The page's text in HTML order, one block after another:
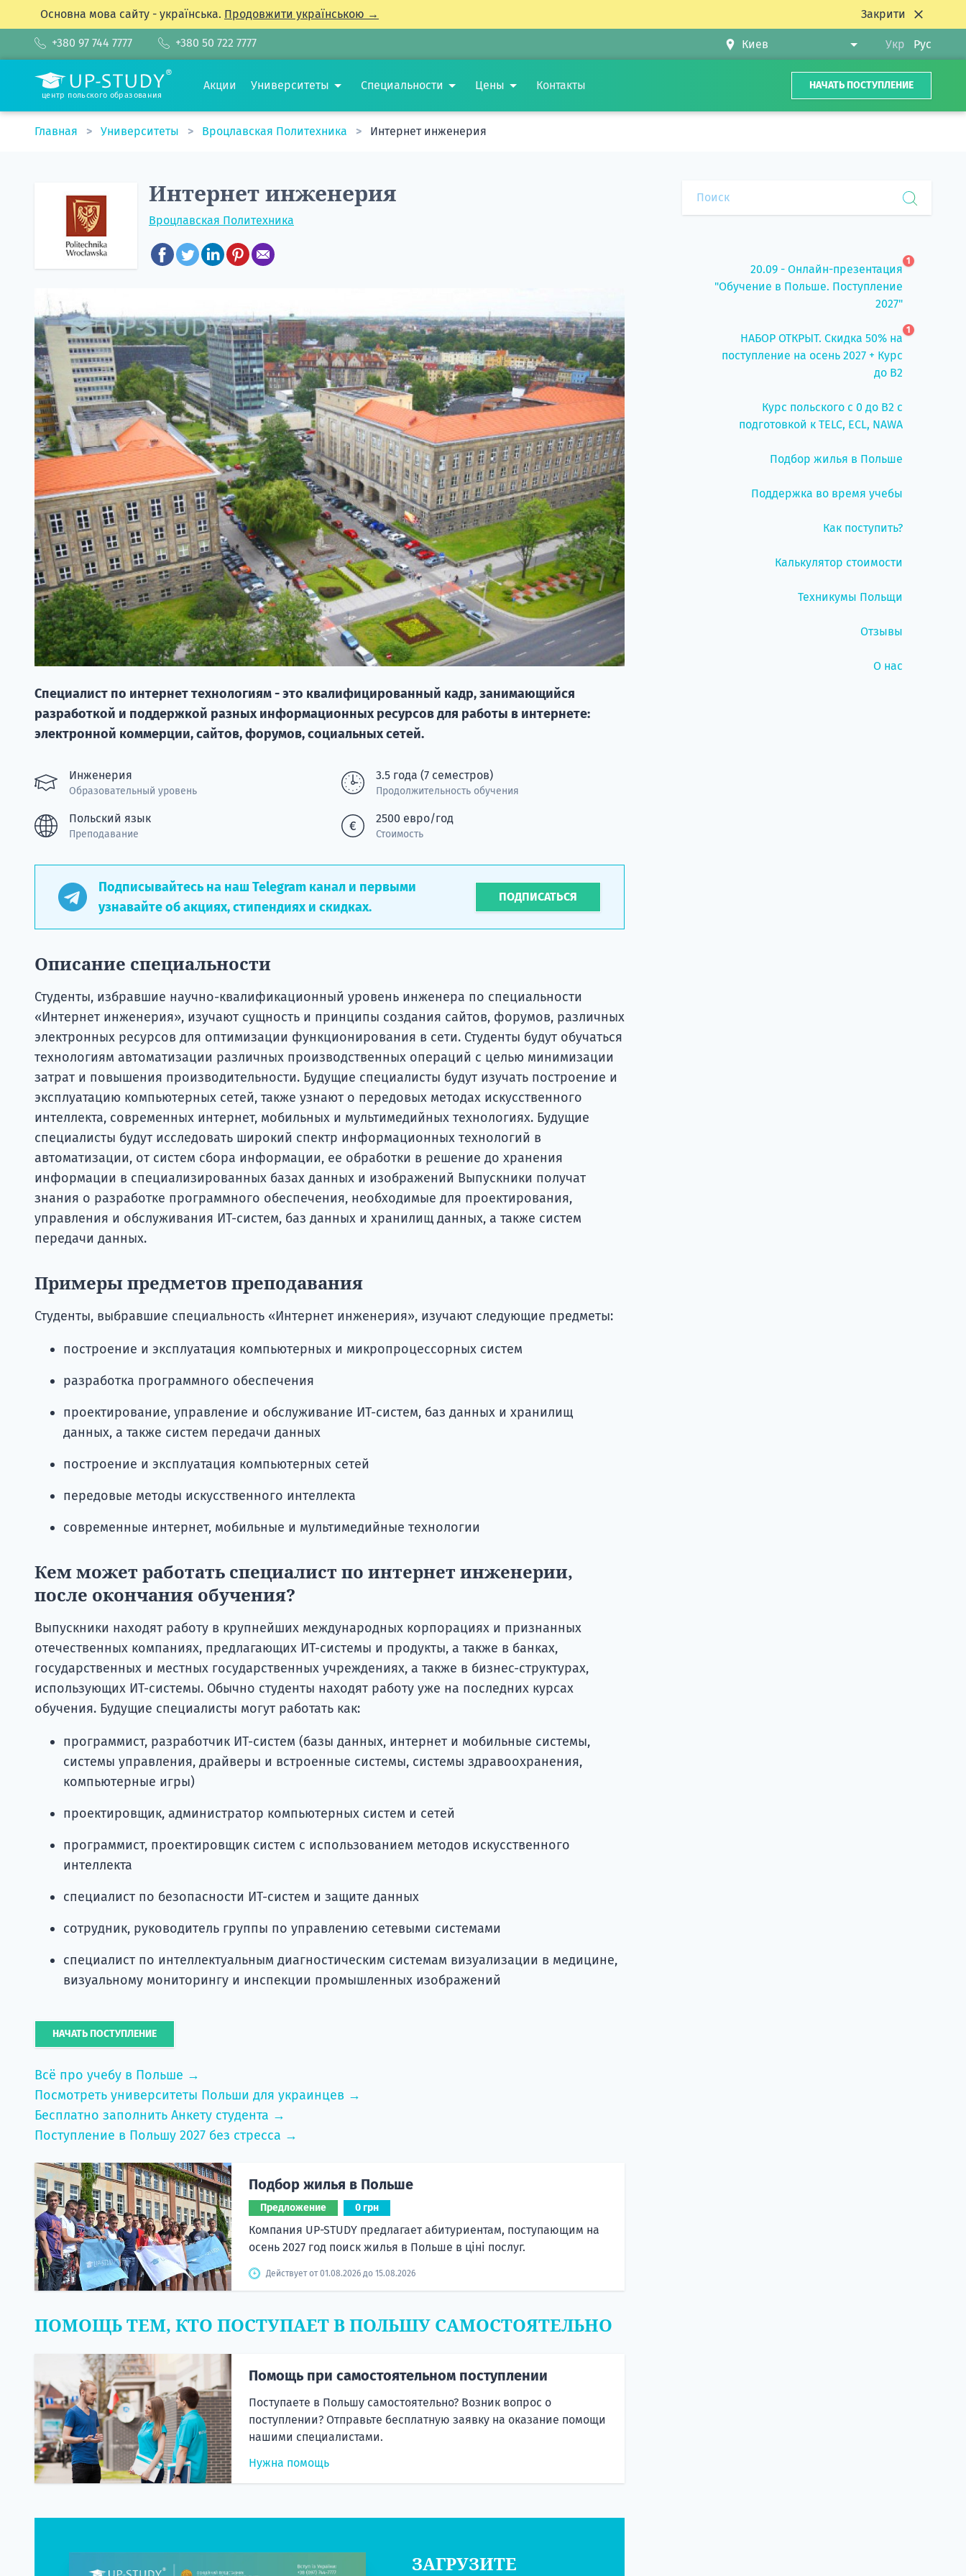
Основна мова сайту - українська. Продовжити українською → Закрити
+380 97 744 7777 +380 50 722 7777 Укр Рус
центр польского образования
Акции Университеты Специальности Цены Контакты НАЧАТЬ ПОСТУПЛЕНИЕ
Главная Университеты Вроцлавская Политехника Интернет инженерия
Интернет инженерия
Вроцлавская Политехника
Специалист по интернет технологиям - это квалифицированный кадр, занимающийся
разработкой и поддержкой разных информационных ресурсов для работы в интернете:
электронной коммерции, сайтов, форумов, социальных сетей.
Инженерия
Образовательный уровень
3.5 года (7 семестров)
Продолжительность обучения
Польский язык
Преподавание
2500 евро/год
Стоимость
Подписывайтесь на наш Telegram канал и первыми
узнавайте об акциях, стипендиях и скидках.
ПОДПИСАТЬСЯ
Описание специальности
Студенты, избравшие научно-квалификационный уровень инженера по специальности
«Интернет инженерия», изучают сущность и принципы создания сайтов, форумов, различных
электронных ресурсов для оптимизации функционирования в сети. Студенты будут обучаться
технологиям автоматизации различных производственных операций с целью минимизации
затрат и повышения производительности. Будущие специалисты будут изучать построение и
эксплуатацию компьютерных сетей, также узнают о передовых методах искусственного
интеллекта, современных интернет, мобильных и мультимедийных технологиях. Будущие
специалисты будут исследовать широкий спектр информационных технологий в
автоматизации, от систем сбора информации, ее обработки в решение до хранения
информации в специализированных базах данных и изображений Выпускники получат
знания о разработке программного обеспечения, необходимые для проектирования,
управления и обслуживания ИТ-систем, баз данных и хранилищ данных, а также систем
передачи данных.
Примеры предметов преподавания
Студенты, выбравшие специальность «Интернет инженерия», изучают следующие предметы:
построение и эксплуатация компьютерных и микропроцессорных систем
разработка программного обеспечения
проектирование, управление и обслуживание ИТ-систем, баз данных и хранилищ
данных, а также систем передачи данных
построение и эксплуатация компьютерных сетей
передовые методы искусственного интеллекта
современные интернет, мобильные и мультимедийные технологии
Кем может работать специалист по интернет инженерии,
после окончания обучения?
Выпускники находят работу в крупнейших международных корпорациях и признанных
отечественных компаниях, предлагающих ИТ-системы и продукты, а также в банках,
государственных и местных государственных учреждениях, а также в бизнес-структурах,
использующих ИТ-системы. Обычно студенты находят работу уже на последних курсах
обучения. Будущие специалисты могут работать как:
программист, разработчик ИТ-систем (базы данных, интернет и мобильные системы,
системы управления, драйверы и встроенные системы, системы здравоохранения,
компьютерные игры)
проектировщик, администратор компьютерных систем и сетей
программист, проектировщик систем с использованием методов искусственного
интеллекта
специалист по безопасности ИТ-систем и защите данных
сотрудник, руководитель группы по управлению сетевыми системами
специалист по интеллектуальным диагностическим системам визуализации в медицине,
визуальному мониторингу и инспекции промышленных изображений
НАЧАТЬ ПОСТУПЛЕНИЕ
Всё про учебу в Польше →
Посмотреть университеты Польши для украинцев →
Бесплатно заполнить Анкету студента →
Поступление в Польшу 2027 без стресса →
Подбор жилья в Польше
Предложение 0 грн
Компания UP-STUDY предлагает абитуриентам, поступающим на
осень 2027 год поиск жилья в Польше в ціні послуг.
Действует от 01.08.2026 до 15.08.2026
ПОМОЩЬ ТЕМ, КТО ПОСТУПАЕТ В ПОЛЬШУ САМОСТОЯТЕЛЬНО
Помощь при самостоятельном поступлении
Поступаете в Польшу самостоятельно? Возник вопрос о
поступлении? Отправьте бесплатную заявку на оказание помощи
нашими специалистами.
Нужна помощь
ЗАГРУЗИТЕ
20.09 - Онлайн-презентация
"Обучение в Польше. Поступление
2027"
1
НАБОР ОТКРЫТ. Скидка 50% на
поступление на осень 2027 + Курс
до B2
1
Курс польского с 0 до B2 с
подготовкой к TELC, ECL, NAWA
Подбор жилья в Польше
Поддержка во время учебы
Как поступить?
Калькулятор стоимости
Техникумы Польщи
Отзывы
О нас